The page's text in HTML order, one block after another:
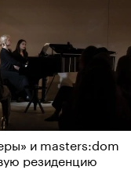
и masters:dom
резиденцию